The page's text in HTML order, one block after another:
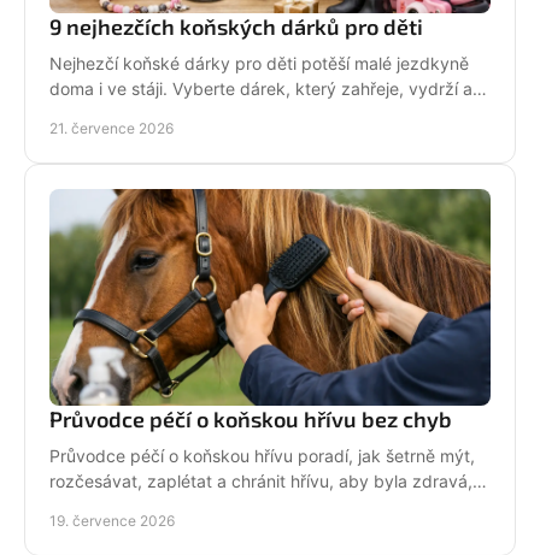
9 nejhezčích koňských dárků pro děti
Nejhezčí koňské dárky pro děti potěší malé jezdkyně
doma i ve stáji. Vyberte dárek, který zahřeje, vydrží a
21. července 2026
Průvodce péčí o koňskou hřívu bez chyb
Průvodce péčí o koňskou hřívu poradí, jak šetrně mýt,
rozčesávat, zaplétat a chránit hřívu, aby byla zdravá,
19. července 2026